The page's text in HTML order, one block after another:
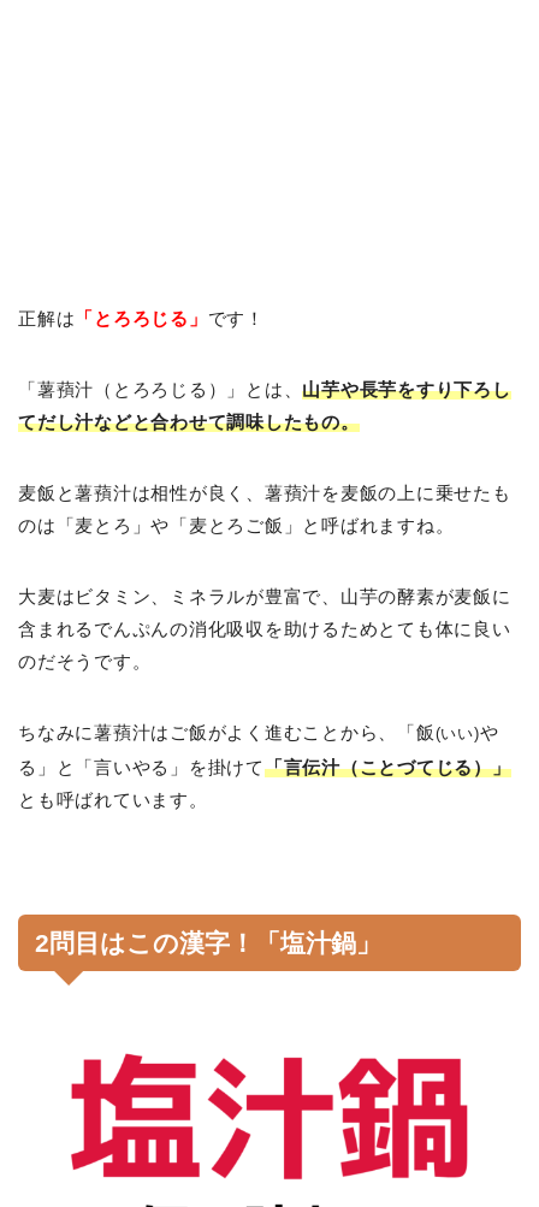
正解は 「とろろじる」 です！
「薯蕷汁（とろろじる）」とは、山芋や長芋をすり下ろし
てだし汁などと合わせて調味したもの。
麦飯と薯蕷汁は相性が良く、薯蕷汁を麦飯の上に乗せたも
のは「麦とろ」や「麦とろご飯」と呼ばれますね。
大麦はビタミン、ミネラルが豊富で、山芋の酵素が麦飯に
含まれるでんぷんの消化吸収を助けるためとても体に良い
のだそうです。
ちなみに薯蕷汁はご飯がよく進むことから、「飯 (いい)や
る」と「言いやる」を掛けて「言伝汁（ことづてじる）」
とも呼ばれています。
2問目はこの漢字！「塩汁鍋」